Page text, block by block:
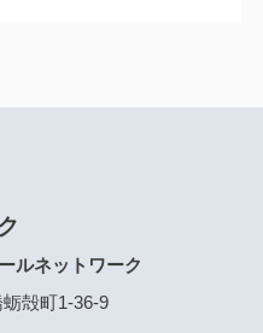
ルネットワーク
殻町1-36-9